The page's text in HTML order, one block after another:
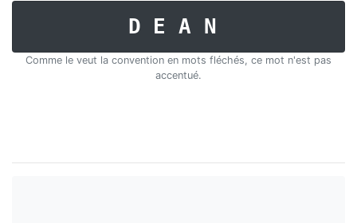
DEAN
Comme le veut la convention en mots fléchés, ce mot n'est pas
accentué.